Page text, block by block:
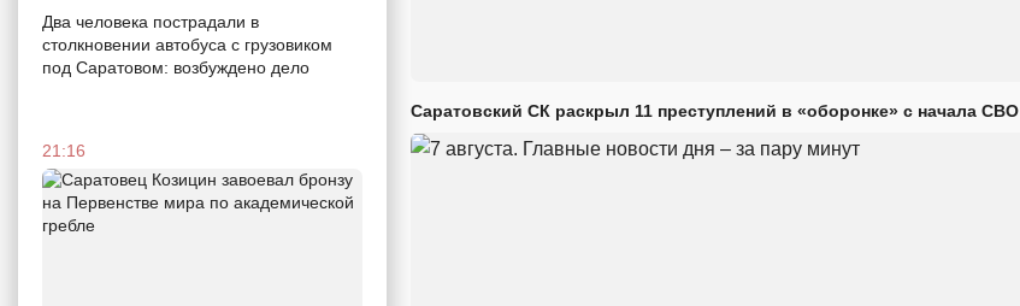
Два человека пострадали в
столкновении автобуса с грузовиком
под Саратовом: возбуждено дело
21:16
Саратовский СК раскрыл 11 преступлений в «оборонке» с начала СВО